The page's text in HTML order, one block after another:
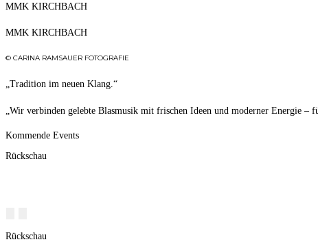
MMK KIRCHBACH
MMK KIRCHBACH
© CARINA RAMSAUER FOTOGRAFIE
„Tradition im neuen Klang.“
„Wir verbinden gelebte Blasmusik mit frischen Ideen und moderner Energie
Kommende Events
Rückschau
Rückschau